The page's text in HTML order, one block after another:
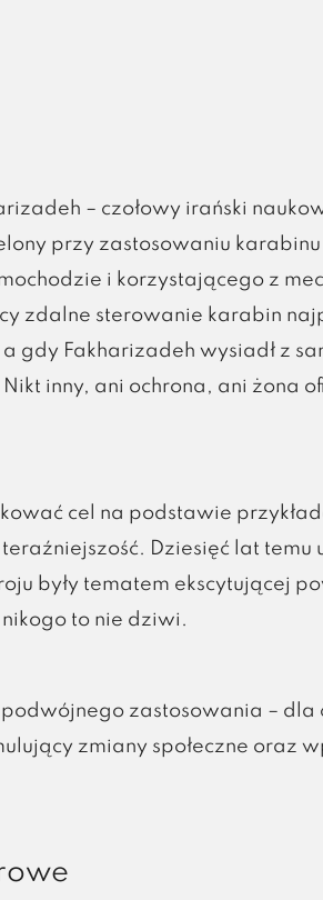
– czołowy irański
przy zastosowaniu
i korzystającego z
zdalne sterowanie karabin
gdy Fakharizadeh wysiadł z
inny, ani ochrona, ani żona
cel na podstawie
teraźniejszość. Dziesięć lat
były tematem ekscytującej
to nie dziwi.
zastosowania –
zmiany społeczne oraz